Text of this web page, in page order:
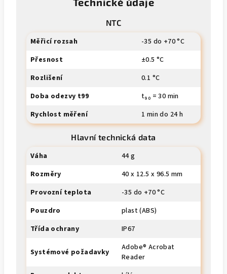
NTC
Měřicí rozsah
-35 do +70 °C
Přesnost
±0.5 °C
Rozlišení
0.1 °C
Doba odezvy t99
t₉₀ = 30 min
Rychlost měření
1 min do 24 h
Hlavní technická data
Váha
44 g
Rozměry
40 x 12.5 x 96.5 mm
Provozní teplota
-35 do +70 °C
Pouzdro
plast (ABS)
Třída ochrany
IP67
Systémové požadavky
Adobe® Acrobat
Reader